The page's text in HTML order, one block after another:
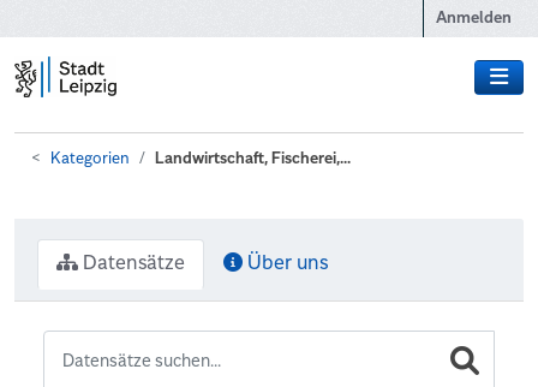
Anmelden
Kategorien Landwirtschaft, Fischerei,...
Datensätze Über uns